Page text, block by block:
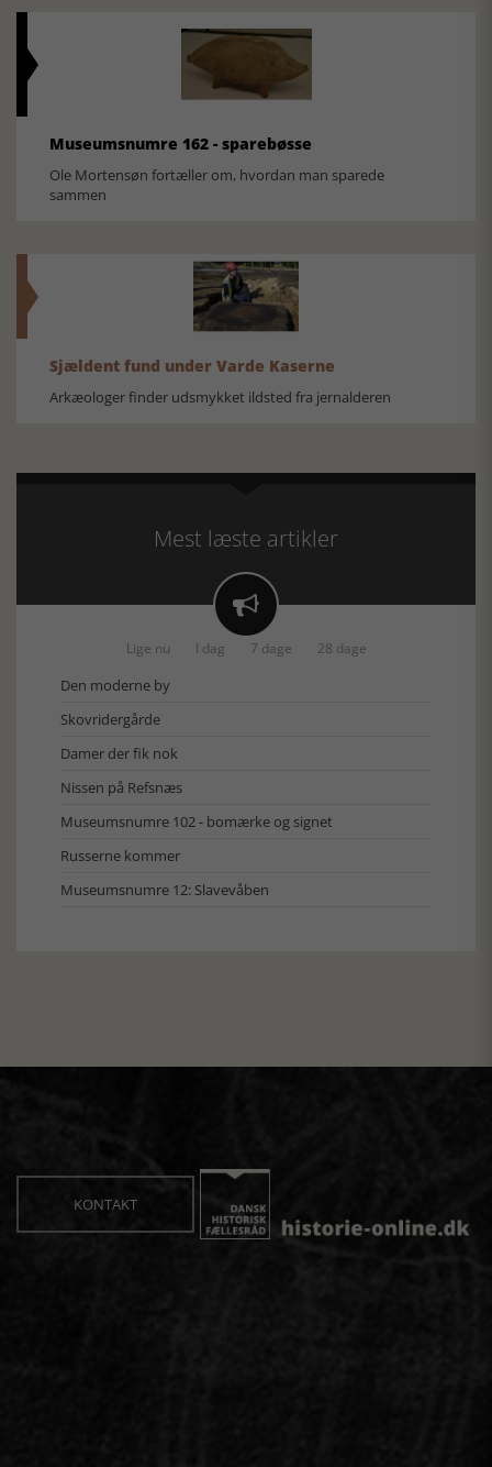
Museumsnumre 162 - sparebøsse
Ole Mortensøn fortæller om, hvordan man sparede
sammen
Sjældent fund under Varde Kaserne
Arkæologer finder udsmykket ildsted fra jernalderen
Mest læste artikler

Lige nu I dag 7 dage 28 dage
Den moderne by
Skovridergårde
Damer der fik nok
Nissen på Refsnæs
Museumsnumre 102 - bomærke og signet
Russerne kommer
Museumsnumre 12: Slavevåben
KONTAKT